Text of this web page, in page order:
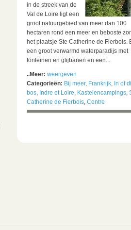
in de streek van de
Val de Loire ligt een
groot natuurgebied van meer dan 100
hectaren rond een meer en beboste
het plaatsje Ste Catherine de Fierbois.
een groot verwarmd waterparadijs met
fonteinen en glijbanen en een...
..Meer: weergeven
Categorieën: Bij meer, Frankrijk, In of
bos, Indre et Loire, Kastelencampings,
Catherine de Fierbois, Centre